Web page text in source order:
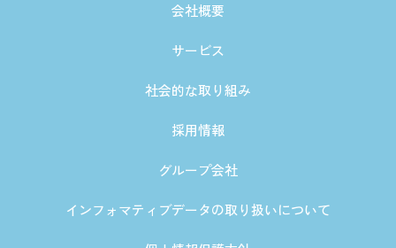
会社概要
サービス
社会的な取り組み
採用情報
グループ会社
インフォマティブデータの取り扱いについて